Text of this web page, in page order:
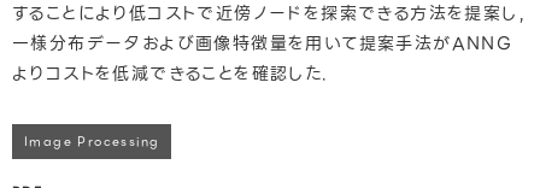
することにより低コストで近傍ノードを探索できる方法を提案し,
一様分布データおよび画像特徴量を用いて提案手法がANNG
よりコストを低減できることを確認した.
Image Processing